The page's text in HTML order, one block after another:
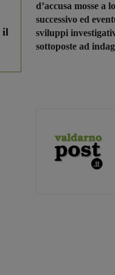
il
d’accusa mosse a
successivo ed
sviluppi
sottoposte ad